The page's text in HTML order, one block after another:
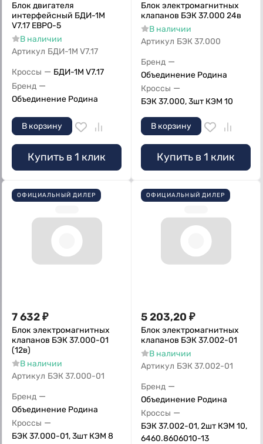
Блок двигателя
интерфейсный БДИ-1М
V7.17 ЕВРО-5
В наличии
Артикул БДИ-1М V7.17
Кроссы — БДИ-1М V7.17
Бренд —
Объединение Родина
В корзину
Купить в 1 клик
Блок электромагнитных
клапанов БЭК 37.000 24в
В наличии
Артикул БЭК 37.000
Бренд —
Объединение Родина
Кроссы —
БЭК 37.000, 3шт КЭМ 10
В корзину
Купить в 1 клик
ОФИЦИАЛЬНЫЙ ДИЛЕР
7 632₽
Блок электромагнитных
клапанов БЭК 37.000-01
(12в)
В наличии
Артикул БЭК 37.000-01
Бренд —
Объединение Родина
Кроссы —
БЭК 37.000-01, 3шт КЭМ 8
ОФИЦИАЛЬНЫЙ ДИЛЕР
5 203,20 ₽
Блок электромагнитных
клапанов БЭК 37.002-01
В наличии
Артикул БЭК 37.002-01
Бренд —
Объединение Родина
Кроссы —
БЭК 37.002-01, 2шт КЭМ 10,
6460.8606010-13